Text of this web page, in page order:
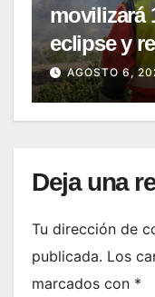
movilizará
eclipse y
AGOSTO 6,
Deja una
Tu dirección de
publicada. Los
marcados con *